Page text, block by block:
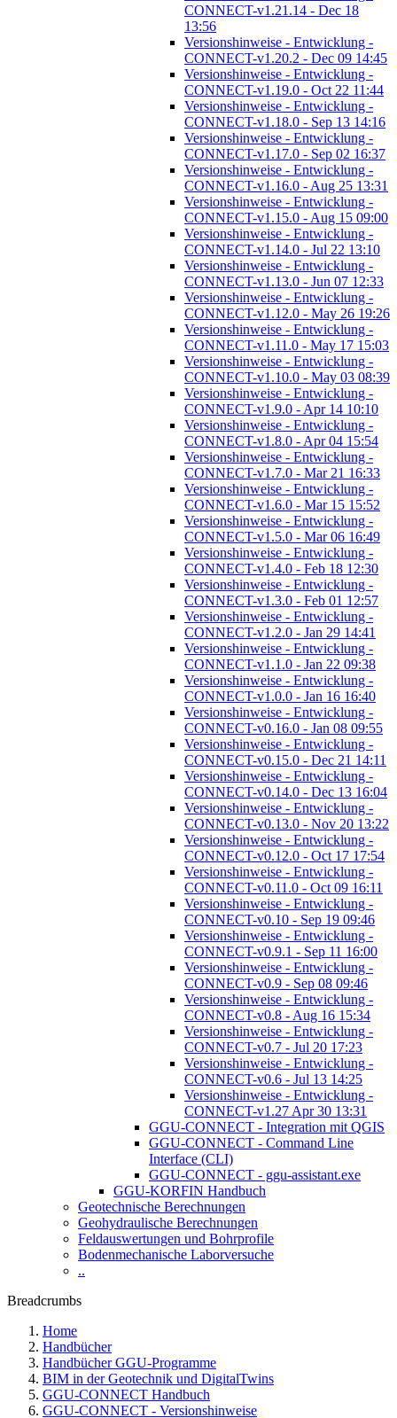
CONNECT-v1.21.14 - Dec 18
13:56
Versionshinweise - Entwicklung -
CONNECT-v1.20.2 - Dec 09 14:45
Versionshinweise - Entwicklung -
CONNECT-v1.19.0 - Oct 22 11:44
Versionshinweise - Entwicklung -
CONNECT-v1.18.0 - Sep 13 14:16
Versionshinweise - Entwicklung -
CONNECT-v1.17.0 - Sep 02 16:37
Versionshinweise - Entwicklung -
CONNECT-v1.16.0 - Aug 25 13:31
Versionshinweise - Entwicklung -
CONNECT-v1.15.0 - Aug 15 09:00
Versionshinweise - Entwicklung -
CONNECT-v1.14.0 - Jul 22 13:10
Versionshinweise - Entwicklung -
CONNECT-v1.13.0 - Jun 07 12:33
Versionshinweise - Entwicklung -
CONNECT-v1.12.0 - May 26 19:26
Versionshinweise - Entwicklung -
CONNECT-v1.11.0 - May 17 15:03
Versionshinweise - Entwicklung -
CONNECT-v1.10.0 - May 03 08:39
Versionshinweise - Entwicklung -
CONNECT-v1.9.0 - Apr 14 10:10
Versionshinweise - Entwicklung -
CONNECT-v1.8.0 - Apr 04 15:54
Versionshinweise - Entwicklung -
CONNECT-v1.7.0 - Mar 21 16:33
Versionshinweise - Entwicklung -
CONNECT-v1.6.0 - Mar 15 15:52
Versionshinweise - Entwicklung -
CONNECT-v1.5.0 - Mar 06 16:49
Versionshinweise - Entwicklung -
CONNECT-v1.4.0 - Feb 18 12:30
Versionshinweise - Entwicklung -
CONNECT-v1.3.0 - Feb 01 12:57
Versionshinweise - Entwicklung -
CONNECT-v1.2.0 - Jan 29 14:41
Versionshinweise - Entwicklung -
CONNECT-v1.1.0 - Jan 22 09:38
Versionshinweise - Entwicklung -
CONNECT-v1.0.0 - Jan 16 16:40
Versionshinweise - Entwicklung -
CONNECT-v0.16.0 - Jan 08 09:55
Versionshinweise - Entwicklung -
CONNECT-v0.15.0 - Dec 21 14:11
Versionshinweise - Entwicklung -
CONNECT-v0.14.0 - Dec 13 16:04
Versionshinweise - Entwicklung -
CONNECT-v0.13.0 - Nov 20 13:22
Versionshinweise - Entwicklung -
CONNECT-v0.12.0 - Oct 17 17:54
Versionshinweise - Entwicklung -
CONNECT-v0.11.0 - Oct 09 16:11
Versionshinweise - Entwicklung -
CONNECT-v0.10 - Sep 19 09:46
Versionshinweise - Entwicklung -
CONNECT-v0.9.1 - Sep 11 16:00
Versionshinweise - Entwicklung -
CONNECT-v0.9 - Sep 08 09:46
Versionshinweise - Entwicklung -
CONNECT-v0.8 - Aug 16 15:34
Versionshinweise - Entwicklung -
CONNECT-v0.7 - Jul 20 17:23
Versionshinweise - Entwicklung -
CONNECT-v0.6 - Jul 13 14:25
Versionshinweise - Entwicklung -
CONNECT-v1.27 Apr 30 13:31
GGU-CONNECT - Integration mit QGIS
GGU-CONNECT - Command Line
Interface (CLI)
GGU-CONNECT - ggu-assistant.exe
GGU-KORFIN Handbuch
Geotechnische Berechnungen
Geohydraulische Berechnungen
Feldauswertungen und Bohrprofile
Bodenmechanische Laborversuche
..
Breadcrumbs
Home
Handbücher
Handbücher GGU-Programme
BIM in der Geotechnik und DigitalTwins
GGU-CONNECT Handbuch
GGU-CONNECT - Versionshinweise